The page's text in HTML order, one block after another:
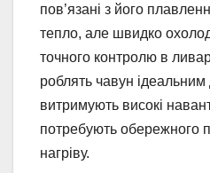
пов’язані з його
тепло, але швидко
точного контролю в
роблять чавун ідеальним
витримують високі
потребують обережного
нагріву.